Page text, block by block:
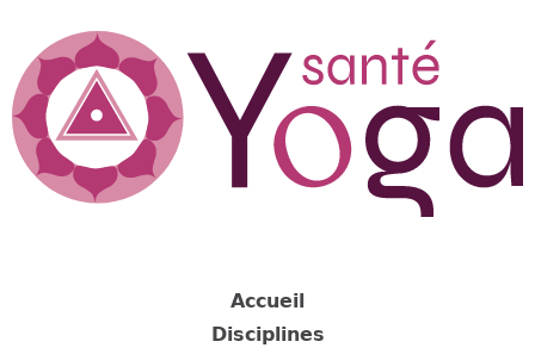
navigation
Accueil
Disciplines